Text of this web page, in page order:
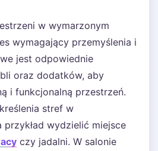
w wymarzonym
wymagający przemyślenia i
jest odpowiednie
oraz dodatków, aby
i funkcjonalną przestrzeń.
stref w
przykład wydzielić miejsce
czy jadalni. W salonie